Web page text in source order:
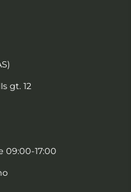
gt. 12
09:00-17:00